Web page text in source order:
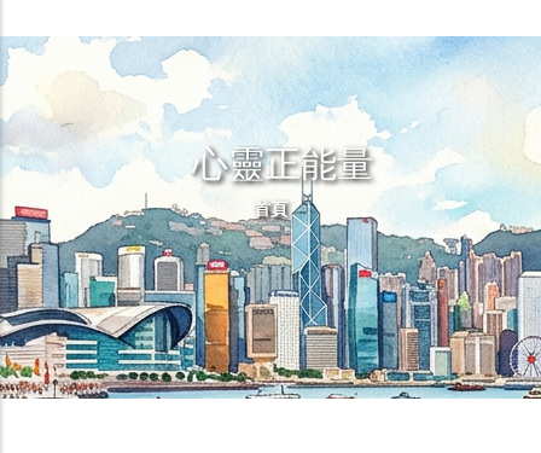
心靈正能量
導航連結
首頁